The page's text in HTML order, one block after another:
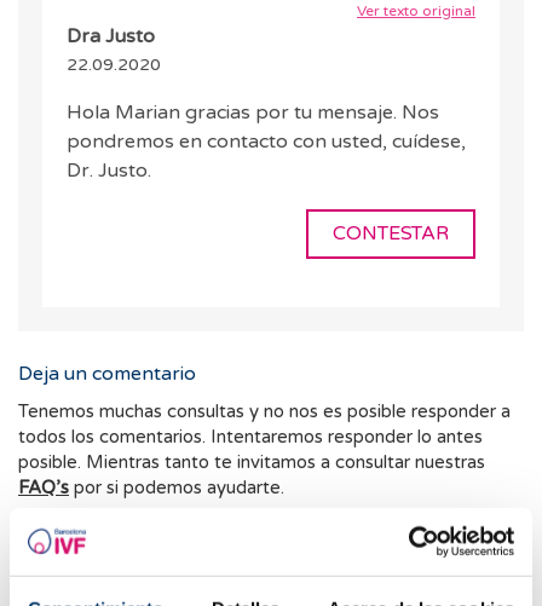
Ver texto original
Dra Justo
22.09.2020
Hola Marian gracias por tu mensaje. Nos
pondremos en contacto con usted, cuídese,
Dr. Justo.
CONTESTAR
Deja un comentario
Tenemos muchas consultas y no nos es posible responder a
todos los comentarios. Intentaremos responder lo antes
posible. Mientras tanto te invitamos a consultar nuestras
FAQ’s por si podemos ayudarte.